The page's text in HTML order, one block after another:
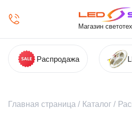
Магазин
Распродажа
Главная страница / Каталог /